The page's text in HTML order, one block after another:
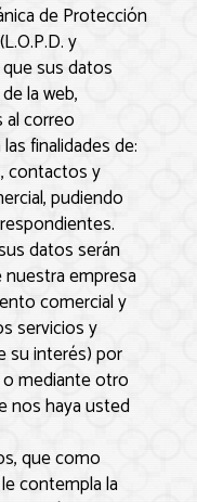
de Protección
y
que sus datos
la web,
correo
finalidades de:
contactos y
pudiendo
datos serán
empresa
comercial y
servicios y
su interés) por
mediante otro
nos haya usted
que como
contempla la